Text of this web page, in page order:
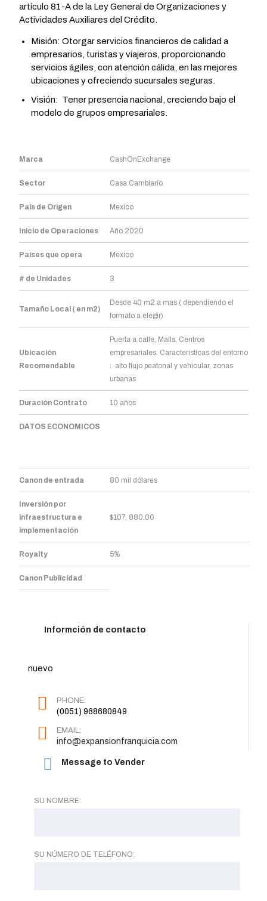
artículo 81-A de la Ley General de Organizaciones y
Actividades Auxiliares del Crédito.
Misión: Otorgar servicios financieros de calidad a
empresarios, turistas y viajeros, proporcionando
servicios ágiles, con atención cálida, en las mejores
ubicaciones y ofreciendo sucursales seguras.
Visión: Tener presencia nacional, creciendo bajo el
modelo de grupos empresariales.
Marca CashOnExchange
Sector Casa Cambiario
País de Origen Mexico
Inicio de Operaciones Año 2020
Países que opera Mexico
# de Unidades 3
Tamaño Local ( en m2)
Desde 40 m2 a mas ( dependiendo el
formato a elegir)
Ubicación
Recomendable
Puerta a calle, Malls, Centros
empresariales. Características del entorno
: alto flujo peatonal y vehicular, zonas
urbanas
Duración Contrato 10 años
DATOS ECONOMICOS
Canon de entrada 80 mil dólares
Inversión por
infraestructura e
implementación
$107, 880.00
Royalty 5%
Canon Publicidad
Informción de contacto
nuevo
PHONE:
(0051) 968680849
EMAIL:
info@expansionfranquicia.com
Message to Vender
SU NOMBRE:
SU NÚMERO DE TELÉFONO: